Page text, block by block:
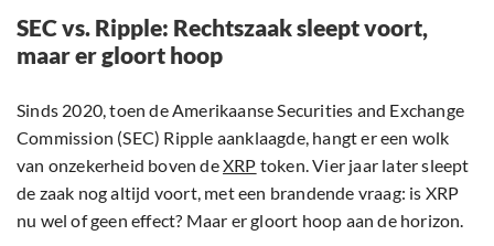
SEC vs. Ripple: Rechtszaak sleept voort,
maar er gloort hoop
Sinds 2020, toen de Amerikaanse Securities and Exchange
Commission (SEC) Ripple aanklaagde, hangt er een wolk
van onzekerheid boven deXRP token. Vier jaar later sleept
de zaak nog altijd voort, met een brandende vraag: is XRP
nu wel of geen effect? Maar er gloort hoop aan de horizon.